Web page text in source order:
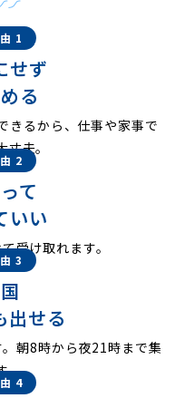
1
せず
る
きるから、仕事や家事で
夫。
2
て
いい
受け取れます。
3
出せる
朝8時から夜21時まで集
。
4